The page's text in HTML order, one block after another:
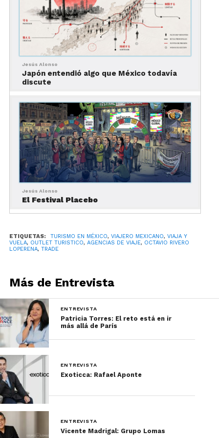
a cara, entender qué incluye un paquete,
conocer diferencias entre hoteles y sentir
que alguien lo está guiando antes de
gastar los ahorros de sus vacaciones.
El viajero mexicano llega
más preparado que nunca
El comportamiento del consumidor cambió
Hace años, muchos asistentes llegaban
Hoy llegan preparados. Con capturas de
pantalla, promociones guardadas, TikToks
vistos y comparativos hechos desde casa.
Jesús Alonso
Japón entendió algo que México todavía
discute
Jesús Alonso
El Festival Placebo
ETIQUETAS: TURISMO EN MÉXICO, VIAJERO MEXICANO, VIAJA Y
VUELA, OUTLET TURISTICO, AGENCIAS DE VIAJE, OCTAVIO RIVERO
LOPERENA, TRADE
Más de Entrevista
ENTREVISTA
Patricia Torres: El reto está en ir
más allá de París
ENTREVISTA
Exoticca: Rafael Aponte
ENTREVISTA
Vicente Madrigal: Grupo Lomas